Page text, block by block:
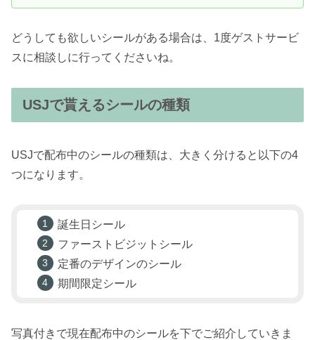
どうしても欲しいシールがある場合は、1度ゲストサービ
スに相談しに行ってくださいね。
USJで貰えるシールの種類
USJで配布中のシールの種類は、大きく分けると以下の4
つになります。
誕生日シール
ファーストビジットシール
定番のデザインのシール
期間限定シール
写真付きで現在配布中のシールを下でご紹介していきま